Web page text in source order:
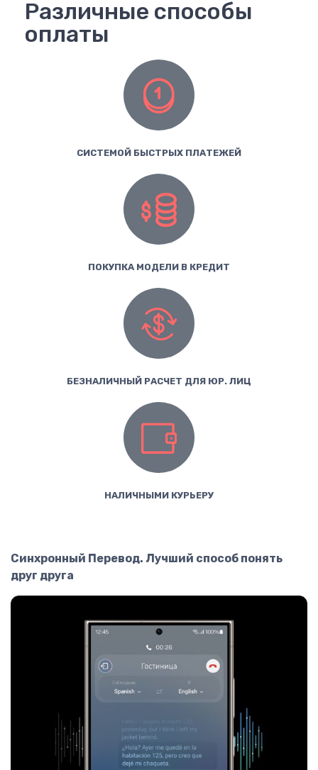
Различные способы
оплаты
СИСТЕМОЙ БЫСТРЫХ ПЛАТЕЖЕЙ
ПОКУПКА МОДЕЛИ В КРЕДИТ
БЕЗНАЛИЧНЫЙ РАСЧЕТ ДЛЯ ЮР. ЛИЦ
НАЛИЧНЫМИ КУРЬЕРУ
Синхронный Перевод. Лучший способ понять
друг друга